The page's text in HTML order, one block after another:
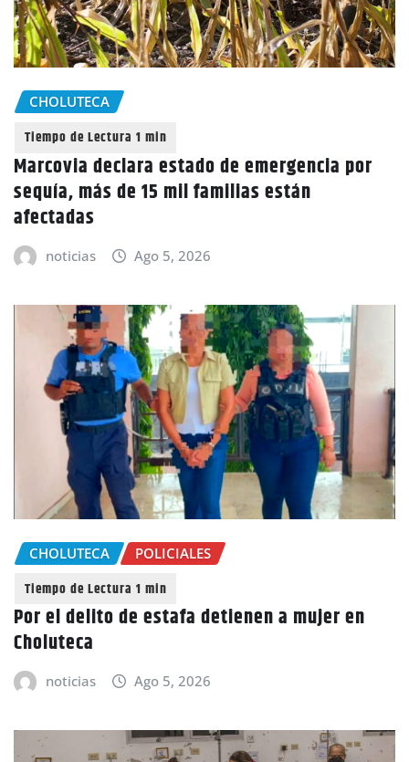
CHOLUTECA
Marcovia declara estado de emergencia por
sequía, más de 15 mil familias están
afectadas
noticias Ago 5, 2026
CHOLUTECA POLICIALES
Por el delito de estafa detienen a mujer en
Choluteca
noticias Ago 5, 2026